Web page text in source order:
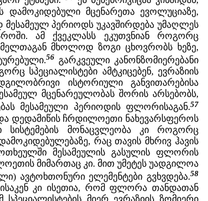
დამოკიდებული მცენარეთა ევოლუციაზე,
მესამეულ პერიოდს უკავშირდება უმაღლეს
ამ ქვეკლასს ეკუთვნიან როგორც
მხოლოდ ზოგი ცხოვრობს ხეზე,
56 გარკვეული კანონზომიერებანი
სპეციალისტები ამტკიცებენ, ევრაზიის
ისტორიული განვითარებისა
მცენარეულობას შორის არსებობს,
მესამეული პერიოდის ფლორისაგან.57
დედამიწის ჩრდილოეთი ნახევარსფეროს
სისტემების მონაცვლეობა კი როგორც
რაც თავის მხრივ ჰავის
მესამეულის გასულის ფლორის
მიმართაც კი. მით უმეტეს უადგილოა
ავტოხთონური ელემენტები გვხვდება.58
კი ისეთია, რომ ფლორა თანდათან
მიერ ევრაზიის ზომიერი